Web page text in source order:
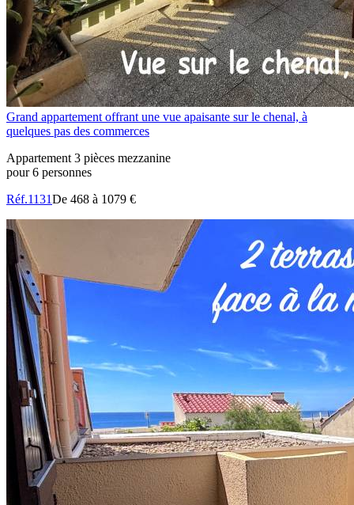
Grand appartement offrant une vue apaisante sur le chenal, à
quelques pas des commerces
Appartement 3 pièces mezzanine
pour 6 personnes
Réf.1131De 468 à 1079 €